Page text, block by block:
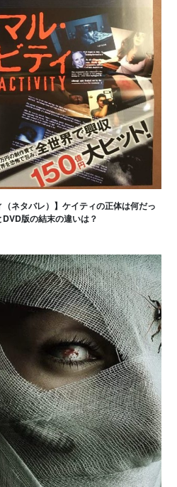
（ネタバレ）】ケイティの正体は何だっ
版の結末の違いは？